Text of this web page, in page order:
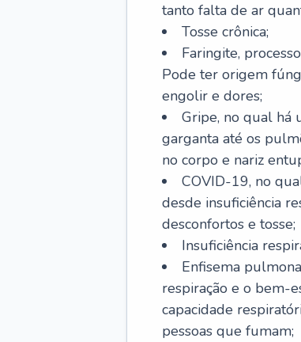
tanto falta de ar
Tosse crônica;
Faringite,
Pode ter origem
engolir e dores;
Gripe, no qual há
garganta até os
no corpo e nariz
COVID-19, no
desde insuficiência
desconfortos e tosse;
Insuficiência
Enfisema
respiração e o bem-
capacidade
pessoas que fumam;